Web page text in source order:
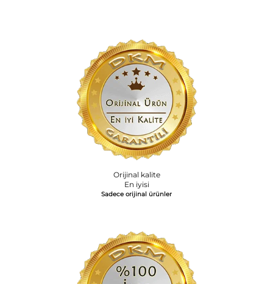
Orijinal kalite
En iyisi
Sadece orijinal ürünler